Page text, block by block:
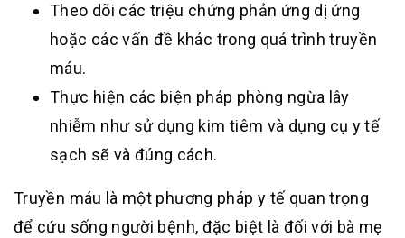
Theo dõi các triệu chứng phản ứng dị ứng
hoặc các vấn đề khác trong quá trình truyền
máu.
Thực hiện các biện pháp phòng ngừa lây
nhiễm như sử dụng kim tiêm và dụng cụ y tế
sạch sẽ và đúng cách.
Truyền máu là một phương pháp y tế quan trọng
để cứu sống người bệnh, đặc biệt là đối với bà mẹ